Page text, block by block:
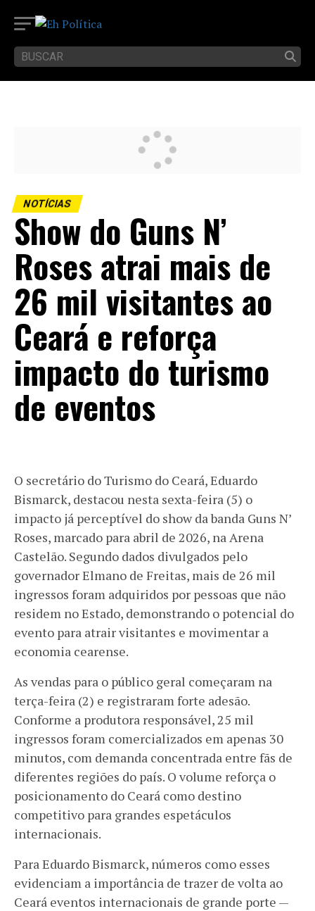
NOTÍCIAS
Show do Guns N’
Roses atrai mais de
26 mil visitantes ao
Ceará e reforça
impacto do turismo
de eventos
O secretário do Turismo do Ceará, Eduardo
Bismarck, destacou nesta sexta-feira (5) o
impacto já perceptível do show da banda Guns N’
Roses, marcado para abril de 2026, na Arena
Castelão. Segundo dados divulgados pelo
governador Elmano de Freitas, mais de 26 mil
ingressos foram adquiridos por pessoas que não
residem no Estado, demonstrando o potencial do
evento para atrair visitantes e movimentar a
economia cearense.
As vendas para o público geral começaram na
terça-feira (2) e registraram forte adesão.
Conforme a produtora responsável, 25 mil
ingressos foram comercializados em apenas 30
minutos, com demanda concentrada entre fãs de
diferentes regiões do país. O volume reforça o
posicionamento do Ceará como destino
competitivo para grandes espetáculos
internacionais.
Para Eduardo Bismarck, números como esses
evidenciam a importância de trazer de volta ao
Ceará eventos internacionais de grande porte —